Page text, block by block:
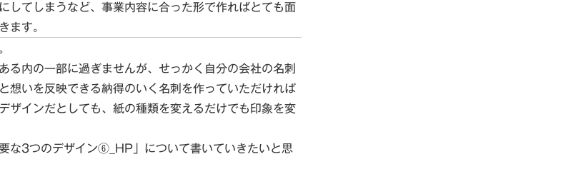
してしまうなど、事業内容に合った形で作ればとても面
す。
る内の一部に過ぎませんが、せっかく自分の会社の名刺
想いを反映できる納得のいく名刺を作っていただければ
ザインだとしても、紙の種類を変えるだけでも印象を変
な3つのデザイン⑥_HP」について書いていきたいと思